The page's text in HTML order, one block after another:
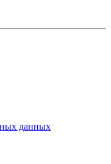
данных